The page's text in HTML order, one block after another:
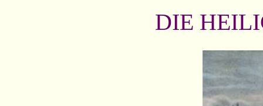
DIE